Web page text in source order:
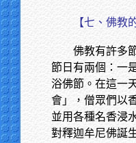
【七、佛教
佛教有許多
節日有兩個：一
浴佛節。在這一
會」，僧眾們以
並用各種名香浸
對釋迦牟尼佛誕